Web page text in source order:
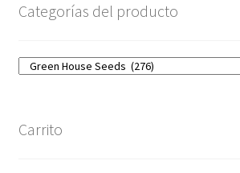
Categorías del producto
Carrito